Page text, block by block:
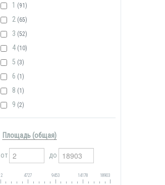
1 (91)
2 (65)
3 (52)
4 (10)
5 (3)
6 (1)
8 (1)
9 (2)
Площадь (общая)
от до
2 4727 9453 14178 18903